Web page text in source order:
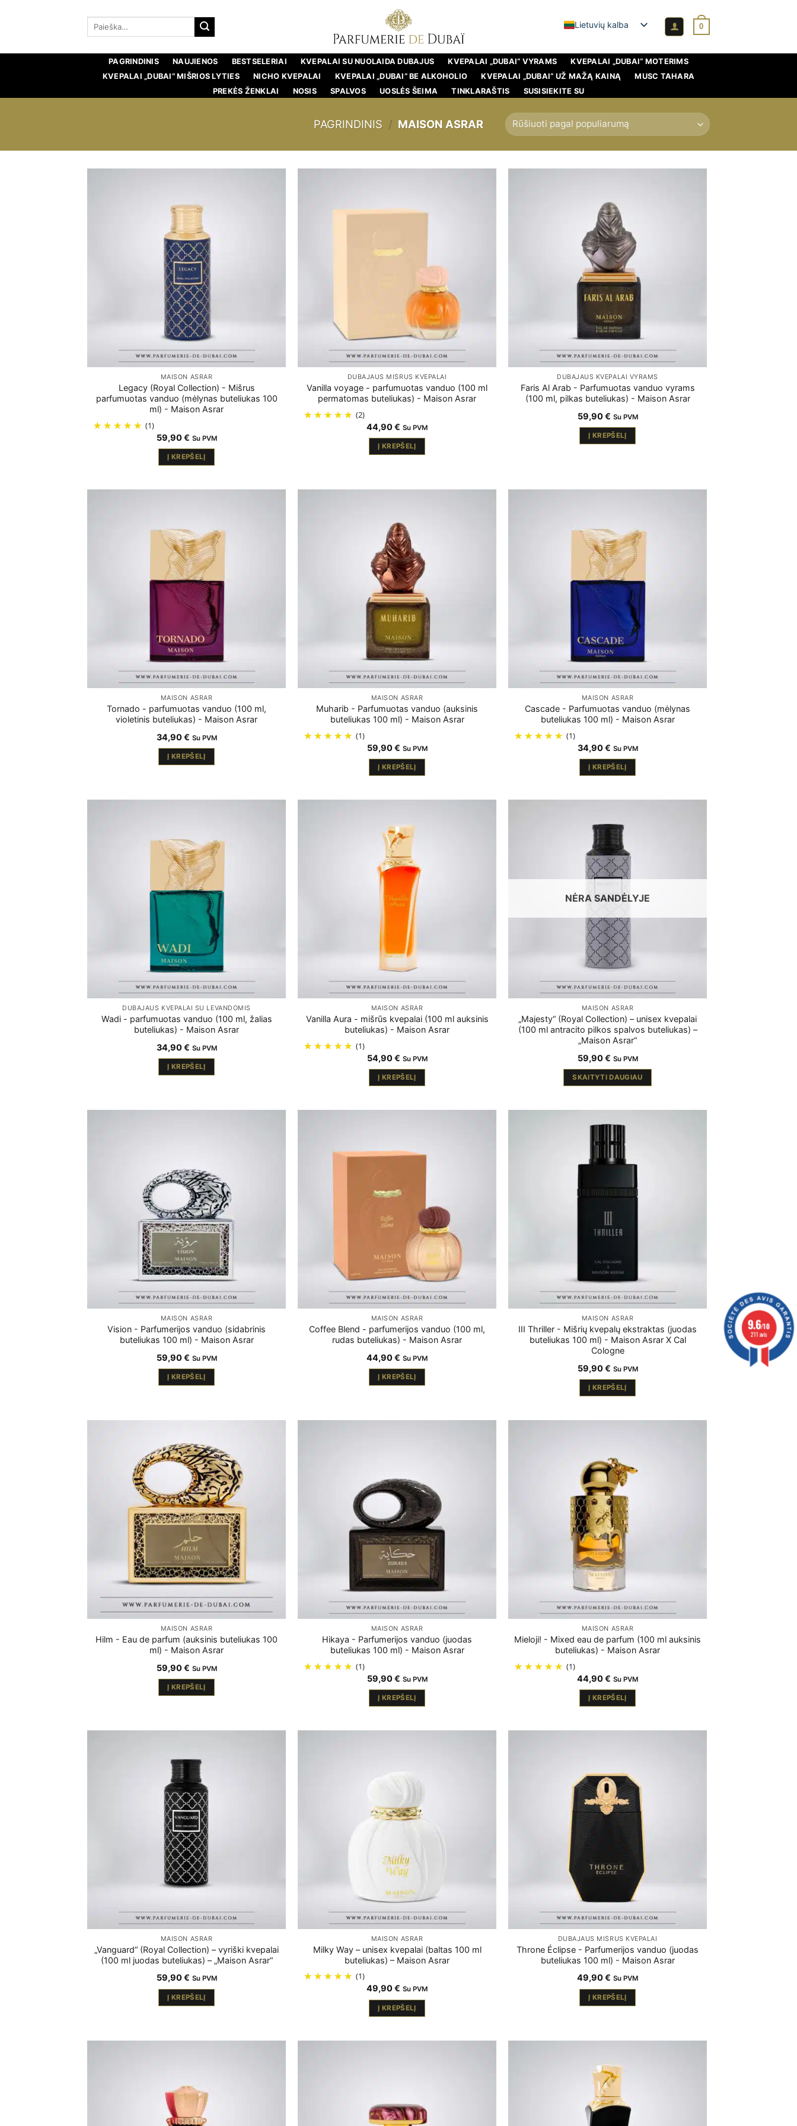
Ieškoti: Lietuvių kalba 0
PAGRINDINIS NAUJIENOS BESTSELERIAI KVEPALAI SU NUOLAIDA DUBAJUS KVEPALAI „DUBAI“ VYRAMS
KVEPALAI „DUBAI“ MOTERIMS
KVEPALAI „DUBAI“ MIŠRIOS LYTIES
NICHO KVEPALAI KVEPALAI „DUBAI“ BE ALKOHOLIO KVEPALAI „DUBAI“ UŽ MAŽĄ KAINĄ
MUSC TAHARA
PREKĖS ŽENKLAI
NOSIS SPALVOS UOSLĖS ŠEIMA TINKLARAŠTIS SUSISIEKITE SU
PAGRINDINIS / MAISON ASRAR
MAISON ASRAR
Legacy (Royal Collection) - Mišrus
parfumuotas vanduo (mėlynas buteliukas 100
ml) - Maison Asrar
(1)
59,90€ Su PVM
Į KREPŠELĮ
DUBAJAUS MIŠRŪS KVEPALAI
Vanilla voyage - parfumuotas vanduo (100 ml
permatomas buteliukas) - Maison Asrar
(2)
44,90€ Su PVM
Į KREPŠELĮ
DUBAJAUS KVEPALAI VYRAMS
Faris Al Arab - Parfumuotas vanduo vyrams
(100 ml, pilkas buteliukas) - Maison Asrar
59,90€ Su PVM
Į KREPŠELĮ
MAISON ASRAR
Tornado - parfumuotas vanduo (100 ml,
violetinis buteliukas) - Maison Asrar
34,90€ Su PVM
Į KREPŠELĮ
MAISON ASRAR
Muharib - Parfumuotas vanduo (auksinis
buteliukas 100 ml) - Maison Asrar
(1)
59,90€ Su PVM
Į KREPŠELĮ
MAISON ASRAR
Cascade - Parfumuotas vanduo (mėlynas
buteliukas 100 ml) - Maison Asrar
(1)
34,90€ Su PVM
Į KREPŠELĮ
DUBAJAUS KVEPALAI SU LEVANDOMIS
Wadi - parfumuotas vanduo (100 ml, žalias
buteliukas) - Maison Asrar
34,90€ Su PVM
Į KREPŠELĮ
MAISON ASRAR
Vanilla Aura - mišrūs kvepalai (100 ml auksinis
buteliukas) - Maison Asrar
(1)
54,90€ Su PVM
Į KREPŠELĮ
NĖRA SANDĖLYJE
MAISON ASRAR
„Majesty“ (Royal Collection) – unisex kvepalai
(100 ml antracito pilkos spalvos buteliukas) –
„Maison Asrar“
59,90€ Su PVM
SKAITYTI DAUGIAU
MAISON ASRAR
Vision - Parfumerijos vanduo (sidabrinis
buteliukas 100 ml) - Maison Asrar
59,90€ Su PVM
Į KREPŠELĮ
MAISON ASRAR
Coffee Blend - parfumerijos vanduo (100 ml,
rudas buteliukas) - Maison Asrar
44,90€ Su PVM
Į KREPŠELĮ
MAISON ASRAR
III Thriller - Mišrių kvepalų ekstraktas (juodas
buteliukas 100 ml) - Maison Asrar X Cal
Cologne
59,90€ Su PVM
Į KREPŠELĮ
MAISON ASRAR
Hilm - Eau de parfum (auksinis buteliukas 100
ml) - Maison Asrar
59,90€ Su PVM
Į KREPŠELĮ
MAISON ASRAR
Hikaya - Parfumerijos vanduo (juodas
buteliukas 100 ml) - Maison Asrar
(1)
59,90€ Su PVM
Į KREPŠELĮ
MAISON ASRAR
Mieloji! - Mixed eau de parfum (100 ml auksinis
buteliukas) - Maison Asrar
(1)
44,90€ Su PVM
Į KREPŠELĮ
MAISON ASRAR
„Vanguard“ (Royal Collection) – vyriški kvepalai
(100 ml juodas buteliukas) – „Maison Asrar“
59,90€ Su PVM
Į KREPŠELĮ
MAISON ASRAR
Milky Way – unisex kvepalai (baltas 100 ml
buteliukas) – Maison Asrar
(1)
49,90€ Su PVM
Į KREPŠELĮ
DUBAJAUS MIŠRŪS KVEPALAI
Throne Éclipse - Parfumerijos vanduo (juodas
buteliukas 100 ml) - Maison Asrar
49,90€ Su PVM
Į KREPŠELĮ
9.6/10
211 avis